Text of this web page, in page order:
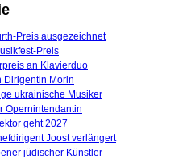
Preis ausgezeichnet
Preis
an Klavierduo
Dirigentin Morin
ukrainische Musiker
Opernintendantin
geht 2027
Joost verlängert
jüdischer Künstler